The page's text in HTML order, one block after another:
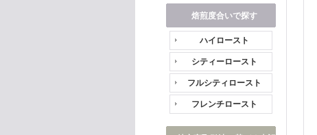
焙煎度合いで探す
ハイロースト
シティーロースト
フルシティロースト
フレンチロースト